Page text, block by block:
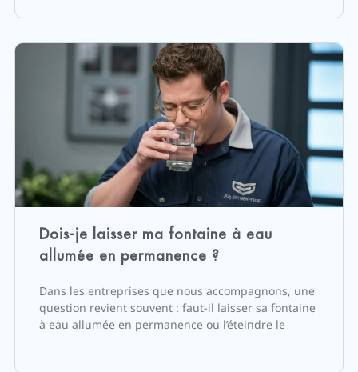
Dois-je laisser ma fontaine à eau
allumée en permanence ?
Dans les entreprises que nous accompagnons, une
question revient souvent : faut-il laisser sa fontaine
à eau allumée en permanence ou l’éteindre le